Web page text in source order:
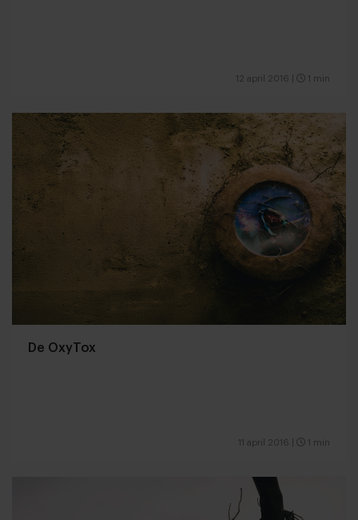
12 april 2016 1 min
De OxyTox
11 april 2016 1 min